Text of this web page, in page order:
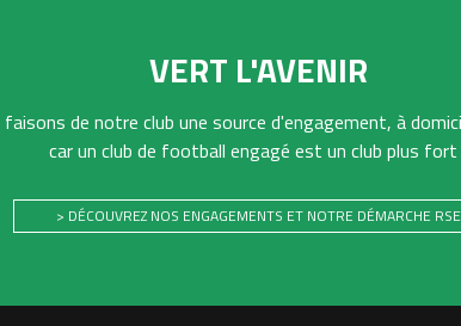
VERT L'AVENIR
faisons de notre club une source d'engagement, à
car un club de football engagé est un club plus fort
> DÉCOUVREZ NOS ENGAGEMENTS ET NOTRE DÉMARCHE RSE